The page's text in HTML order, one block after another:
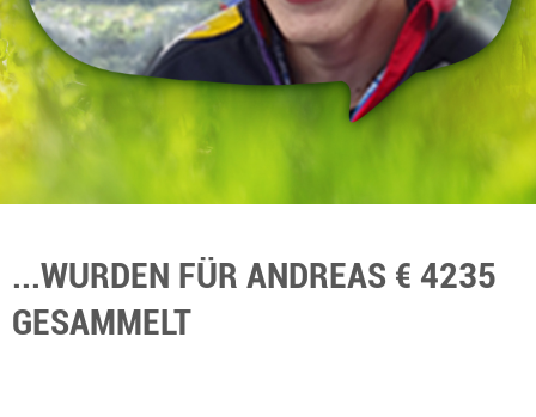
...WURDEN FÜR ANDREAS € 4235
GESAMMELT